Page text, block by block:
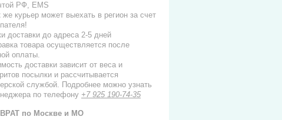
РФ, EMS
же курьер может выехать в регион за счет
доставки до адреса 2-5 дней
товара осуществляется после
оплаты.
доставки зависит от веса и
посылки и рассчитывается
службой. Подробнее можно узнать
по телефону +7 925 190-74-35
по Москве и МО